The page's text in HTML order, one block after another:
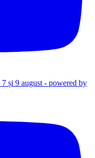
și 9 august - powered by